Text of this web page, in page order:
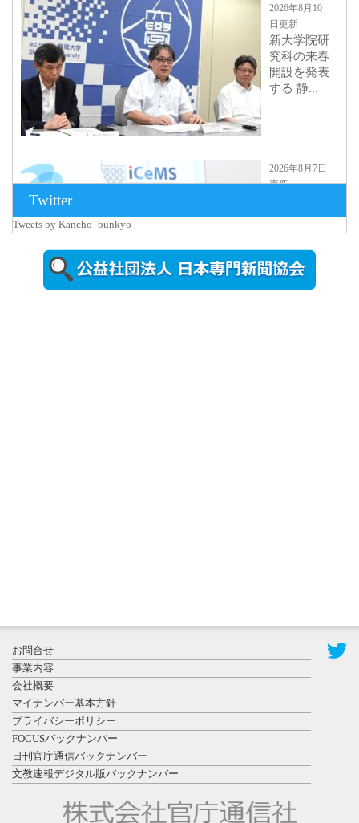
2026年8月10
日更新
新大学院研
究科の来春
開設を発表
する 静...
2026年8月7日
更新
iCeMS等を
視察した松
本文部科学
大...
秋田大に設
置されたフ
ォトスポッ
2026年7月31
Twitter
Tweets by Kancho_bunkyo
お問合せ
事業内容
会社概要
マイナンバー基本方針
プライバシーポリシー
FOCUSバックナンバー
日刊官庁通信バックナンバー
文教速報デジタル版バックナンバー